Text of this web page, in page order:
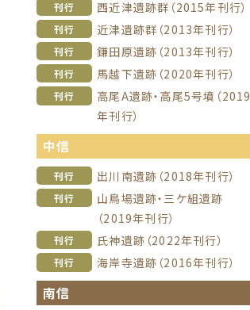
刊行 西近津遺跡群（2015年刊行）
刊行 近津遺跡群（2013年刊行）
刊行 鎌田原遺跡（2013年刊行）
刊行 馬越下遺跡（2020年刊行）
刊行
高尾A遺跡・高尾5号墳（2019
年刊行）
中信
刊行 出川南遺跡（2018年刊行）
刊行
山鳥場遺跡・三ケ組遺跡
（2019年刊行）
刊行 氏神遺跡（2022年刊行）
刊行 海岸寺遺跡（2016年刊行）
南信